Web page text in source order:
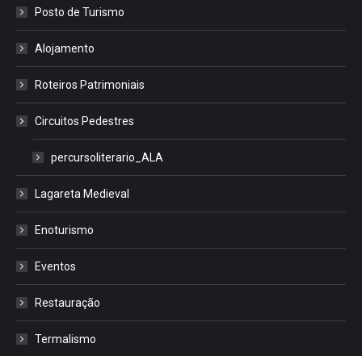
Posto de Turismo
Alojamento
Roteiros Patrimoniais
Circuitos Pedestres
percursoliterario_ALA
Lagareta Medieval
Enoturismo
Eventos
Restauração
Termalismo